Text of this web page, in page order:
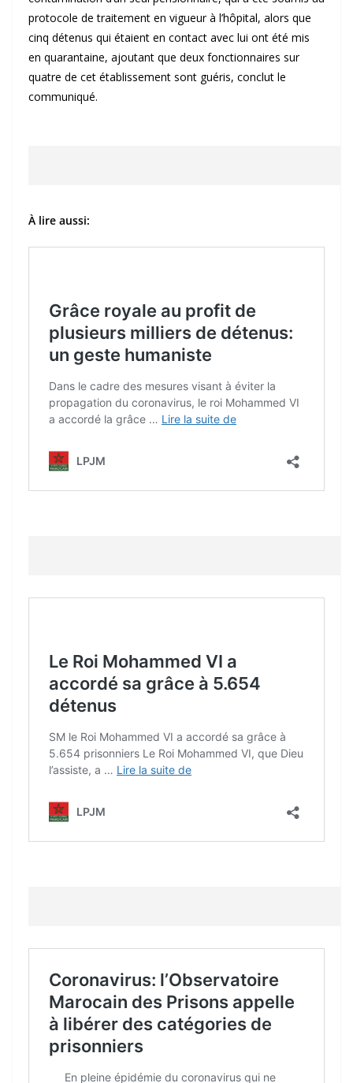
protocole de traitement en vigueur à l’hôpital, alors que
cinq détenus qui étaient en contact avec lui ont été mis
en quarantaine, ajoutant que deux fonctionnaires sur
quatre de cet établissement sont guéris, conclut le
communiqué.
À lire aussi: